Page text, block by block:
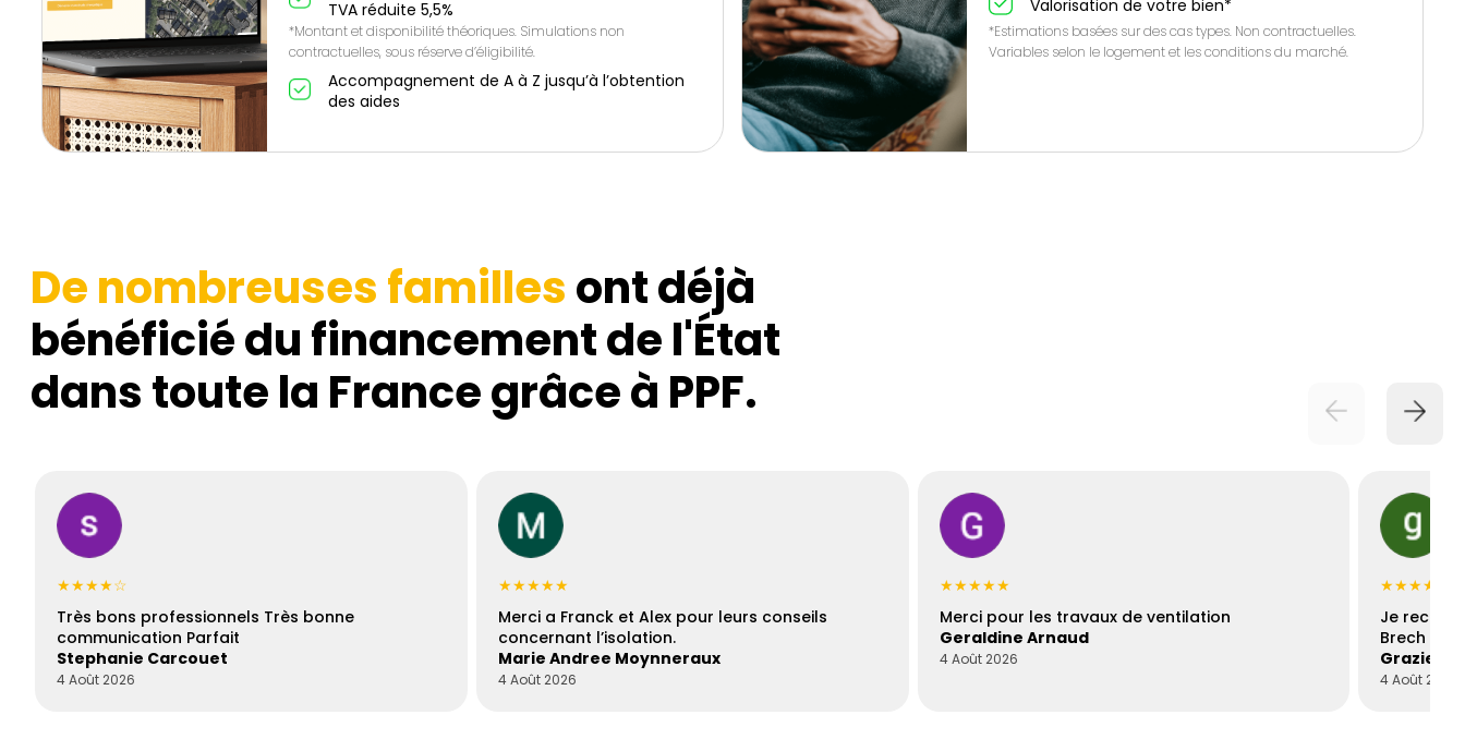
TVA réduite 5,5%
*Montant et disponibilité théoriques. Simulations non
contractuelles, sous réserve d’éligibilité.
Accompagnement de A à Z jusqu’à l’obtention
des aides
Valorisation de votre bien*
*Estimations basées sur des cas types. Non contractuelles.
Variables selon le logement et les conditions du marché.
De nombreuses famillesont déjà
bénéficié du financement de l'État
dans toute la France grâce à PPF.
★★★★☆
Très bons professionnels Très bonne
communication Parfait
Stephanie Carcouet
4 Août 2026
★★★★★
Merci a Franck et Alex pour leurs conseils
concernant l’isolation.
Marie Andree Moynneraux
4 Août 2026
★★★★★
Merci pour les travaux de ventilation
Geraldine Arnaud
4 Août 2026
★★★★★
Je
Brech est
Graziella
4 Août 2026